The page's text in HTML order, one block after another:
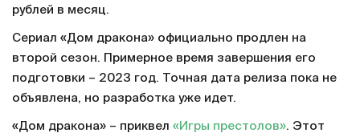
рублей в месяц.
Сериал «Дом дракона» официально продлен на
второй сезон. Примерное время завершения его
подготовки – 2023 год. Точная дата релиза пока не
объявлена, но разработка уже идет.
«Дом дракона» – приквел «Игры престолов». Этот